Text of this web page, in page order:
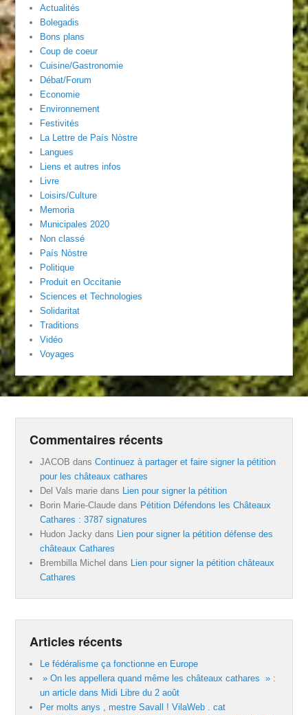
Actualités
Bolegadis
Bons plans
Coup de coeur
Cuisine/Gastronomie
Débat/Forum
Economie
Environnement
Festivités
La Lettre de País Nòstre
Langues
Liens et autres infos
Livre
Loisirs/Culture
Memoria
Municipales 2020
Non classé
País Nòstre
Politique
Produit en Occitanie
Sciences et Technologies
Solidaritat
Traditions
Vidéo
Voyages
Commentaires récents
JACOB dansContinuez à partager et faire signer la pétition
pour les châteaux cathares
Del Vals marie dans
Lien pour signer la pétition
Borin Marie-Claude dans Pétition Défendons les Châteaux
Cathares : 3787 signatures
Hudon Jacky dans
Lien pour signer la pétition défense des
châteaux Cathares
Brembilla Michel dans
Lien pour signer la pétition châteaux
Cathares
Articles récents
Le fédéralisme ça fonctionne en Europe
» On les appellera quand même les châteaux cathares » :
un article dans Midi Libre du 2 août
Per molts anys , mestre Savall ! VilaWeb . cat